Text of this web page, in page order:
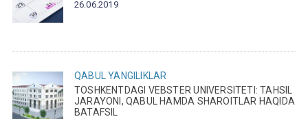
26.06.2019
QABUL YANGILIKLAR
TOSHKENTDAGI VEBSTER UNIVERSITETI: TAHSIL
JARAYONI, QABUL HAMDA SHAROITLAR HAQIDA
BATAFSIL